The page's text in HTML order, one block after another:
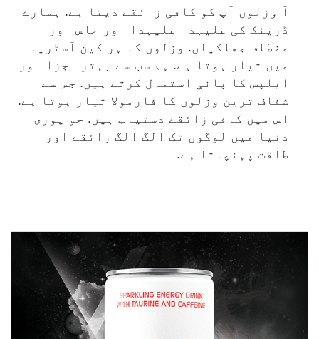
آ وزلوں آپ کو کافی زائقے دیتا ہے. ہمارے
ڈرینک کی علیہدا علیہدا اور خاس اور
مخطلف جھلکیاں. وزلوں کا ہر کین آسٹریا
میں تیار ہوتا ہے. ہم سب سے بہتر اجزا اور
ایلپس کا پانی استمال کرتے ہیں. جس سے
شفاف ترین وزلوں کا فارمولا تیار ہوتا ہے.
اس میں کافی زائقے دستیاب ہیں. جو پوری
دنیا میں لوگوں تک الگ الگ زائقے اور
طاقت پہنچاتا ہے.